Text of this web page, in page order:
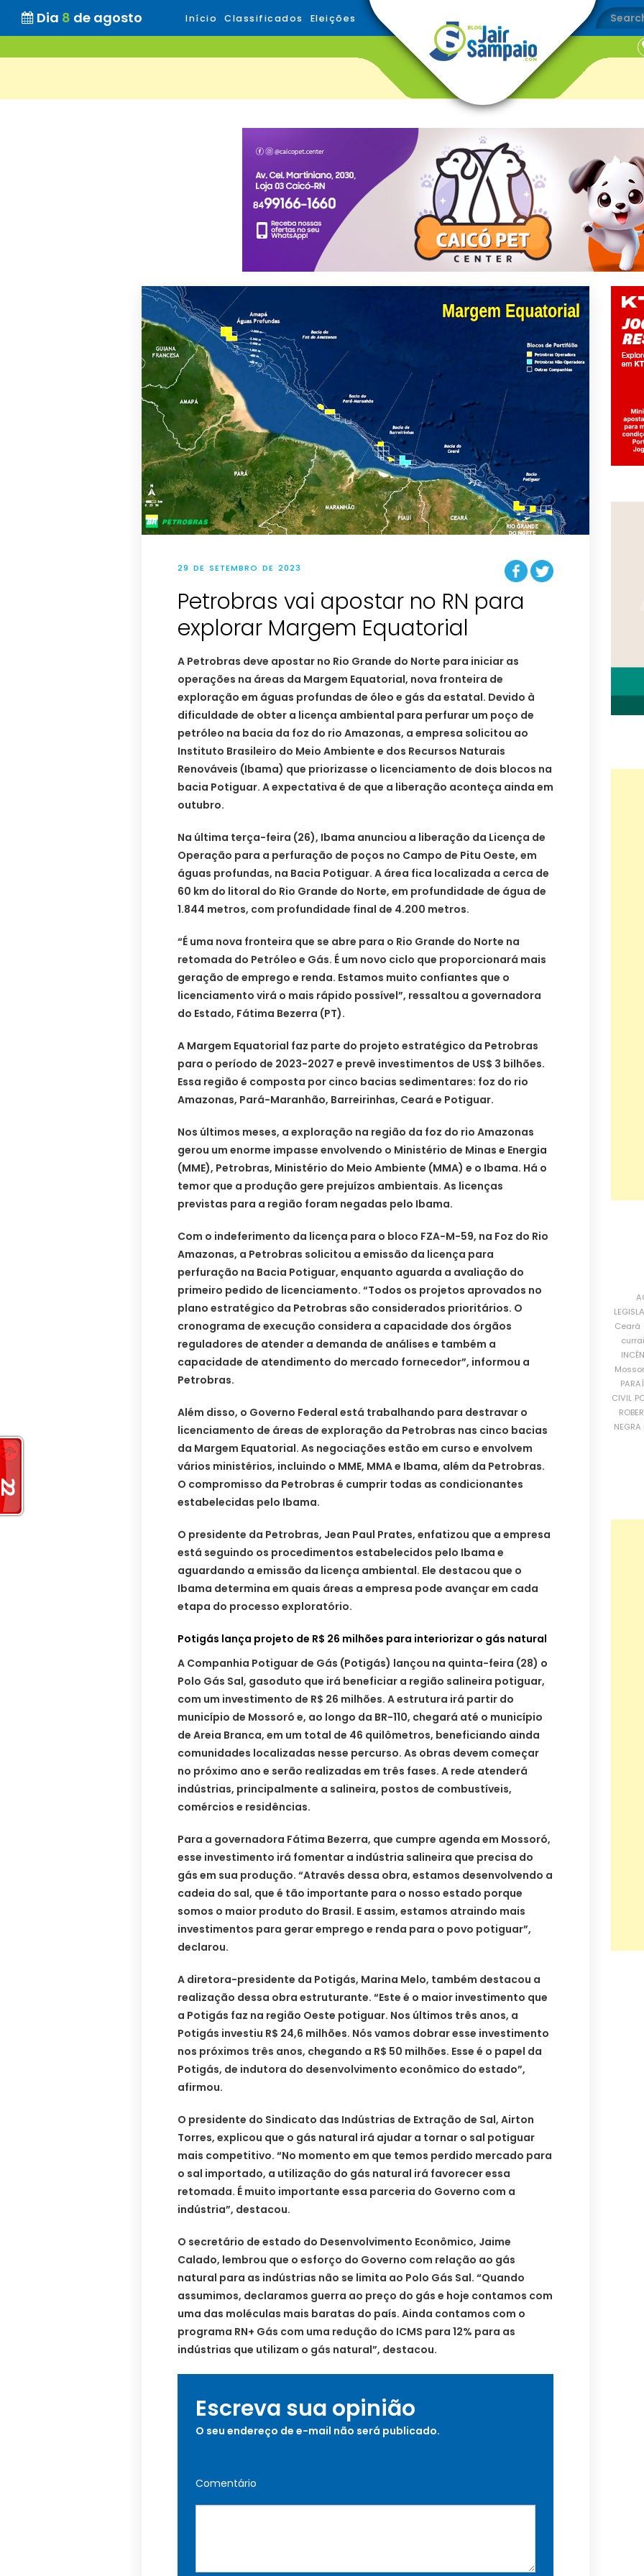
Dia 8 de agosto Início Classificados Eleições
29 DE SETEMBRO DE 2023
Petrobras vai apostar no RN para
explorar Margem Equatorial
A Petrobras deve apostar no Rio Grande do Norte para iniciar as
operações na áreas da Margem Equatorial, nova fronteira de
exploração em águas profundas de óleo e gás da estatal. Devido à
dificuldade de obter a licença ambiental para perfurar um poço de
petróleo na bacia da foz do rio Amazonas, a empresa solicitou ao
Instituto Brasileiro do Meio Ambiente e dos Recursos Naturais
Renováveis (Ibama) que priorizasse o licenciamento de dois blocos na
bacia Potiguar. A expectativa é de que a liberação aconteça ainda em
outubro.
Na última terça-feira (26), Ibama anunciou a liberação da Licença de
Operação para a perfuração de poços no Campo de Pitu Oeste, em
águas profundas, na Bacia Potiguar. A área fica localizada a cerca de
60 km do litoral do Rio Grande do Norte, em profundidade de água de
1.844 metros, com profundidade final de 4.200 metros.
“É uma nova fronteira que se abre para o Rio Grande do Norte na
retomada do Petróleo e Gás. É um novo ciclo que proporcionará mais
geração de emprego e renda. Estamos muito confiantes que o
licenciamento virá o mais rápido possível”, ressaltou a governadora
do Estado, Fátima Bezerra (PT).
A Margem Equatorial faz parte do projeto estratégico da Petrobras
para o período de 2023-2027 e prevê investimentos de US$ 3 bilhões.
Essa região é composta por cinco bacias sedimentares: foz do rio
Amazonas, Pará-Maranhão, Barreirinhas, Ceará e Potiguar.
Nos últimos meses, a exploração na região da foz do rio Amazonas
gerou um enorme impasse envolvendo o Ministério de Minas e Energia
(MME), Petrobras, Ministério do Meio Ambiente (MMA) e o Ibama. Há o
temor que a produção gere prejuízos ambientais. As licenças
previstas para a região foram negadas pelo Ibama.
Com o indeferimento da licença para o bloco FZA-M-59, na Foz do Rio
Amazonas, a Petrobras solicitou a emissão da licença para
perfuração na Bacia Potiguar, enquanto aguarda a avaliação do
primeiro pedido de licenciamento. “Todos os projetos aprovados no
plano estratégico da Petrobras são considerados prioritários. O
cronograma de execução considera a capacidade dos órgãos
reguladores de atender a demanda de análises e também a
capacidade de atendimento do mercado fornecedor”, informou a
Petrobras.
Além disso, o Governo Federal está trabalhando para destravar o
licenciamento de áreas de exploração da Petrobras nas cinco bacias
da Margem Equatorial. As negociações estão em curso e envolvem
vários ministérios, incluindo o MME, MMA e Ibama, além da Petrobras.
O compromisso da Petrobras é cumprir todas as condicionantes
estabelecidas pelo Ibama.
O presidente da Petrobras, Jean Paul Prates, enfatizou que a empresa
está seguindo os procedimentos estabelecidos pelo Ibama e
aguardando a emissão da licença ambiental. Ele destacou que o
Ibama determina em quais áreas a empresa pode avançar em cada
etapa do processo exploratório.
Potigás lança projeto de R$ 26 milhões para interiorizar o gás natural
A Companhia Potiguar de Gás (Potigás) lançou na quinta-feira (28) o
Polo Gás Sal, gasoduto que irá beneficiar a região salineira potiguar,
com um investimento de R$ 26 milhões. A estrutura irá partir do
município de Mossoró e, ao longo da BR-110, chegará até o município
de Areia Branca, em um total de 46 quilômetros, beneficiando ainda
comunidades localizadas nesse percurso. As obras devem começar
no próximo ano e serão realizadas em três fases. A rede atenderá
indústrias, principalmente a salineira, postos de combustíveis,
comércios e residências.
Para a governadora Fátima Bezerra, que cumpre agenda em Mossoró,
esse investimento irá fomentar a indústria salineira que precisa do
gás em sua produção. “Através dessa obra, estamos desenvolvendo a
cadeia do sal, que é tão importante para o nosso estado porque
somos o maior produto do Brasil. E assim, estamos atraindo mais
investimentos para gerar emprego e renda para o povo potiguar”,
declarou.
A diretora-presidente da Potigás, Marina Melo, também destacou a
realização dessa obra estruturante. “Este é o maior investimento que
a Potigás faz na região Oeste potiguar. Nos últimos três anos, a
Potigás investiu R$ 24,6 milhões. Nós vamos dobrar esse investimento
nos próximos três anos, chegando a R$ 50 milhões. Esse é o papel da
Potigás, de indutora do desenvolvimento econômico do estado”,
afirmou.
O presidente do Sindicato das Indústrias de Extração de Sal, Airton
Torres, explicou que o gás natural irá ajudar a tornar o sal potiguar
mais competitivo. “No momento em que temos perdido mercado para
o sal importado, a utilização do gás natural irá favorecer essa
retomada. É muito importante essa parceria do Governo com a
indústria”, destacou.
O secretário de estado do Desenvolvimento Econômico, Jaime
Calado, lembrou que o esforço do Governo com relação ao gás
natural para as indústrias não se limita ao Polo Gás Sal. “Quando
assumimos, declaramos guerra ao preço do gás e hoje contamos com
uma das moléculas mais baratas do país. Ainda contamos com o
programa RN+ Gás com uma redução do ICMS para 12% para as
indústrias que utilizam o gás natural”, destacou.
Escreva sua opinião
O seu endereço de e-mail não será publicado.
Comentário
Ceará
CIVIL
NEGRA